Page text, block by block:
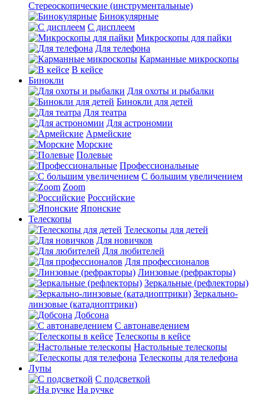
Стереоскопические (инструментальные)
Бинокулярные
С дисплеем
Микроскопы для пайки
Для телефона
Карманные микроскопы
В кейсе
Бинокли
Для охоты и рыбалки
Бинокли для детей
Для театра
Для астрономии
Армейские
Морские
Полевые
Профессиональные
С большим увеличением
Zoom
Российские
Японские
Телескопы
Телескопы для детей
Для новичков
Для любителей
Для профессионалов
Линзовые (рефракторы)
Зеркальные (рефлекторы)
Зеркально-
линзовые (катадиоптрики)
Добсона
С автонаведением
Телескопы в кейсе
Настольные телескопы
Телескопы для телефона
Лупы
С подсветкой
На ручке